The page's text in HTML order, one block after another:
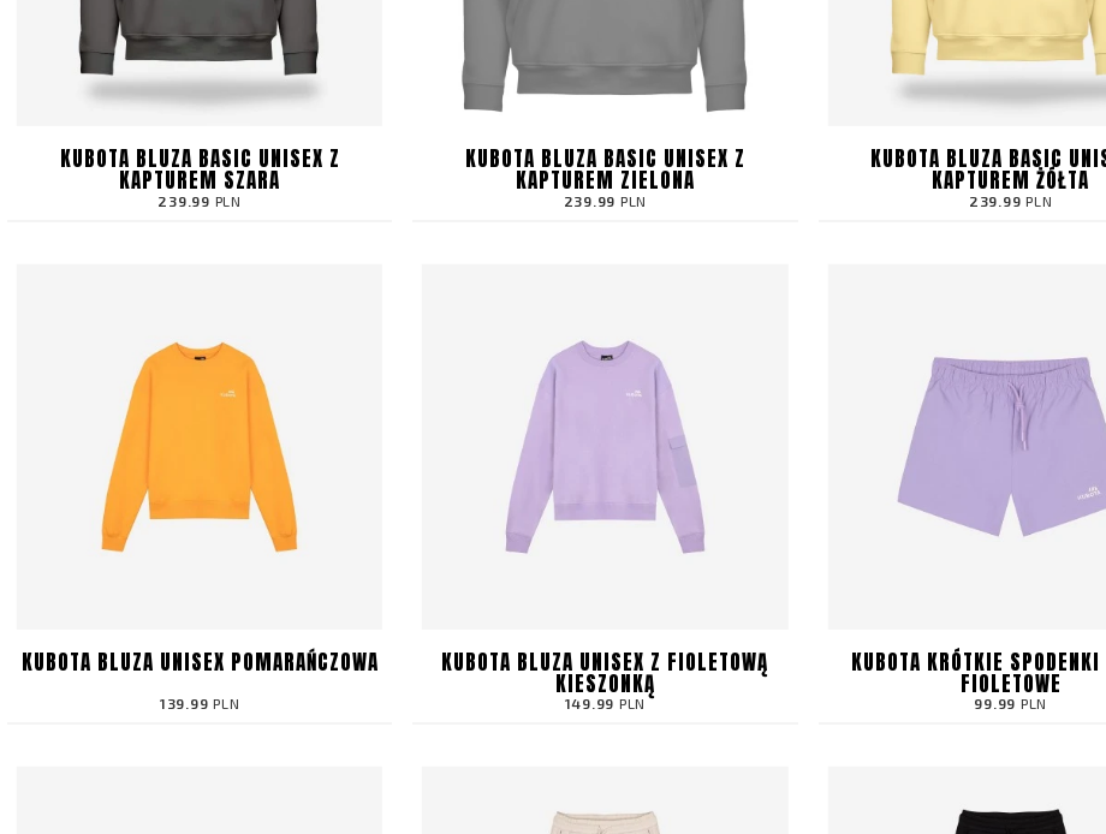
KUBOTA BLUZA BASIC UNISEX Z
KAPTUREM SZARA
239.99 PLN
KUBOTA BLUZA BASIC UNISEX Z
KAPTUREM ZIELONA
239.99 PLN
KUBOTA BLUZA BASIC
KAPTUREM ŻÓŁTA
239.99 PLN
KUBOTA BLUZA UNISEX POMARAŃCZOWA
139.99 PLN
KUBOTA BLUZA UNISEX Z FIOLETOWĄ
KIESZONKĄ
149.99 PLN
KUBOTA KRÓTKIE
FIOLETOWE
99.99 PLN